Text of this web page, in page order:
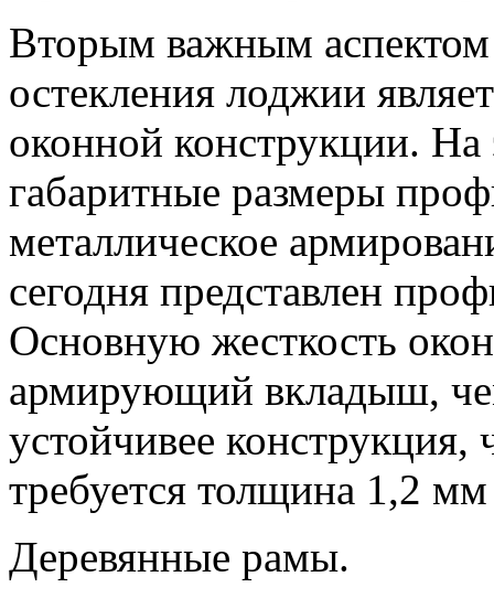
Вторым важным
остекления лоджии
оконной конструкции. На
габаритные размеры
металлическое
сегодня представлен
Основную жесткость
армирующий вкладыш,
устойчивее
требуется толщина 1,2
Деревянные рамы.